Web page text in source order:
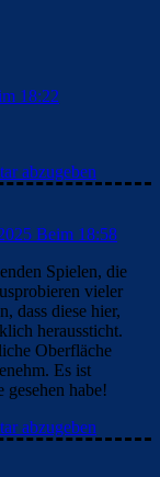
18:22
abzugeben
Beim 18:58
Spielen, die
vieler
dass diese hier,
heraussticht.
Oberfläche
Es ist
habe!
abzugeben